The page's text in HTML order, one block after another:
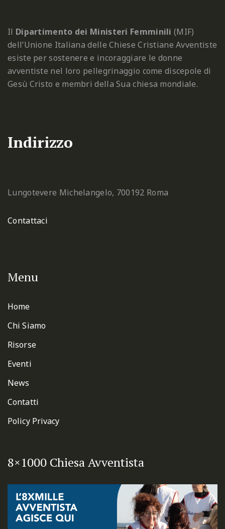
Il Dipartimento dei Ministeri Femminili (MIF)
dell’Unione Italiana delle Chiese Cristiane Avventiste
esiste per sostenere e incoraggiare le donne
avventiste nel loro pellegrinaggio come discepole di
Gesù Cristo e membri della Sua chiesa mondiale.
Indirizzo
Lungotevere Michelangelo, 700192 Roma
Contattaci
Menu
Home
Chi Siamo
Risorse
Eventi
News
Contatti
Policy Privacy
8×1000 Chiesa Avventista